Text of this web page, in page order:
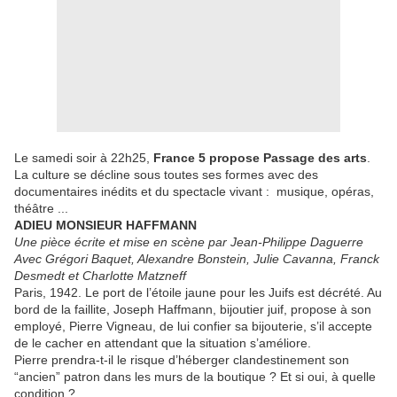
Le samedi soir à 22h25, France 5 propose Passage des arts
La culture se décline sous toutes ses formes avec des
documentaires inédits et du spectacle vivant : musique, opéras,
théâtre ...
ADIEU MONSIEUR HAFFMANN
Une pièce écrite et mise en scène par Jean-Philippe Daguerre
Avec Grégori Baquet, Alexandre Bonstein, Julie Cavanna, Franck
Desmedt et Charlotte Matzneff
Paris, 1942. Le port de l’étoile jaune pour les Juifs est décrété. Au
bord de la faillite, Joseph Haffmann, bijoutier juif, propose à son
employé, Pierre Vigneau, de lui confier sa bijouterie, s’il accepte
de le cacher en attendant que la situation s’améliore.
Pierre prendra-t-il le risque d’héberger clandestinement son
“ancien” patron dans les murs de la boutique ? Et si oui, à quelle
condition ?